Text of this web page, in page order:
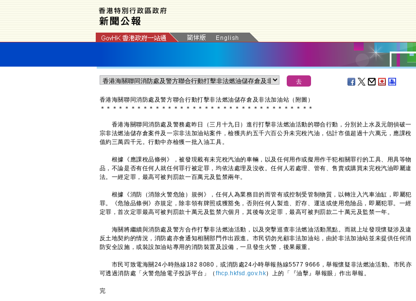
​香港海關聯同消防處及警方聯合行動打擊非法燃油儲存倉及非法加油站（附圖）
＊ ＊ ＊ ＊ ＊ ＊ ＊ ＊ ＊ ＊ ＊ ＊ ＊ ＊ ＊ ＊ ＊ ＊ ＊ ＊ ＊ ＊ ＊ ＊ ＊ ＊ ＊ ＊ ＊ ＊ ＊ ＊ ＊ ＊ ＊
香港海關聯同消防處及警務處昨日（三月十九日）進行打擊非法燃油活動的聯合行動，分別於上水及元朗偵破一
宗非法燃油儲存倉案件及一宗非法加油站案件，檢獲共約五千六百公升未完稅汽油，估計市值超過十六萬元，應課稅
值約三萬四千元。行動中亦檢獲一批入油工具。
根據《應課稅品條例》，被發現載有未完稅汽油的車輛，以及任何用作或擬用作干犯相關罪行的工具、用具等物
品，不論是否有任何人就任何罪行被定罪，均依法處理及沒收。任何人若處理、管有、售賣或購買未完稅汽油即屬違
法。一經定罪，最高可被判罰款一百萬元及監禁兩年。
根據《消防（消除火警危險）規例》，任何人為業務目的而管有或控制受管制物質，以轉注入汽車油缸，即屬犯
罪。《危險品條例》亦規定，除非領有牌照或獲豁免，否則任何人製造、貯存、運送或使用危險品，即屬犯罪。一經
定罪，首次定罪最高可被判罰款十萬元及監禁六個月，其後每次定罪，最高可被判罰款二十萬元及監禁一年。
海關將繼續與消防處及警方合作打擊非法燃油活動，以及突擊巡查非法燃油活動黑點。而就上址發現懷疑涉及違
反土地契約的情況，消防處亦會通知相關部門作出跟進。市民切勿光顧非法加油站，由於非法加油站並未提供任何消
防安全設施，或裝設加油站專用的消防裝置及設備，一旦發生火警，後果嚴重。
市民可致電海關24小時熱線182 8080，或消防處24小時舉報熱線5577 9666，舉報懷疑非法燃油活動。市民亦
可透過消防處「火警危險電子投訴平台」（ fhcp.hkfsd.gov.hk）上的「『油擊』舉報眼」作出舉報。
完